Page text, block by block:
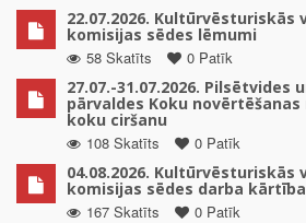
22.07.2026.
komisijas sēdes lēmumi
58 Skatīts
0 Patīk
27.07.-31.07.2026. Pilsētvides
pārvaldes Koku
koku ciršanu
108 Skatīts
0 Patīk
04.08.2026.
komisijas sēdes darba kārtība
167 Skatīts
0 Patīk